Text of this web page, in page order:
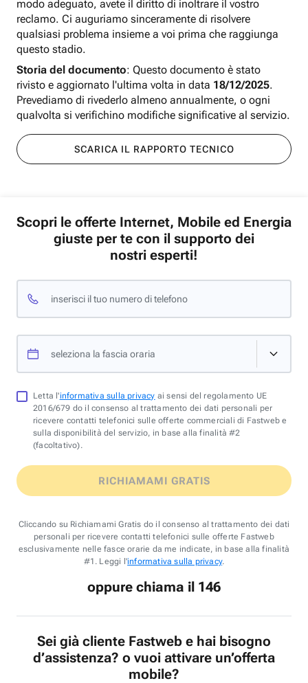
modo adeguato, avete il diritto di inoltrare il vostro
reclamo. Ci auguriamo sinceramente di risolvere
qualsiasi problema insieme a voi prima che raggiunga
questo stadio.
Storia del documento: Questo documento è stato
rivisto e aggiornato l'ultima volta in data 18/12/2025.
Prevediamo di rivederlo almeno annualmente, o ogni
qualvolta si verifichino modifiche significative al servizio.
SCARICA IL RAPPORTO TECNICO
Scopri le offerte Internet, Mobile ed Energia
giuste per te con il supporto dei
nostri esperti!
inserisci il tuo numero di telefono
seleziona la fascia oraria
Letta l'informativa sulla privacy ai sensi del regolamento UE
2016/679 do il consenso al trattamento dei dati personali per
ricevere contatti telefonici sulle offerte commerciali di Fastweb e
sulla disponibilità del servizio, in base alla finalità #2
(facoltativo).
RICHIAMAMI GRATIS
Cliccando su Richiamami Gratis do il consenso al trattamento dei dati
personali per ricevere contatti telefonici sulle offerte Fastweb
esclusivamente nelle fasce orarie da me indicate, in base alla finalità
#1. Leggi l'informativa sulla privacy.
oppure chiama il 146
Sei già cliente Fastweb e hai bisogno
d’assistenza? o vuoi attivare un’offerta
mobile?